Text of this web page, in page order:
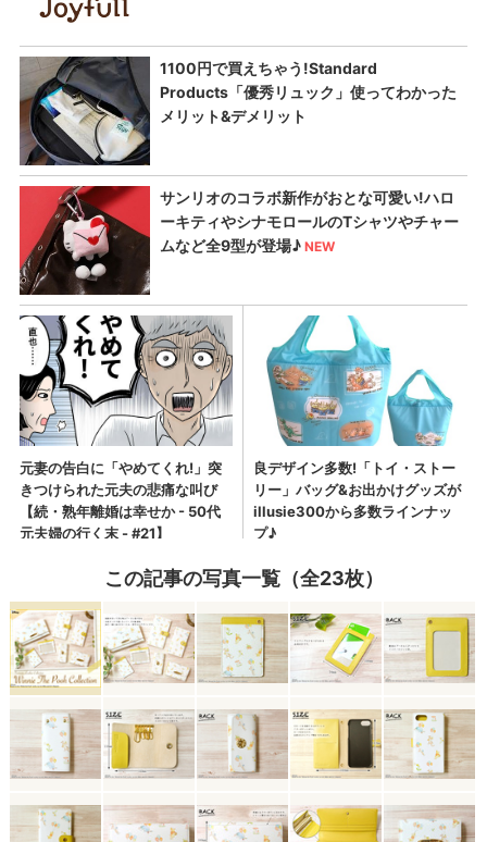
この記事の写真一覧（全23枚）